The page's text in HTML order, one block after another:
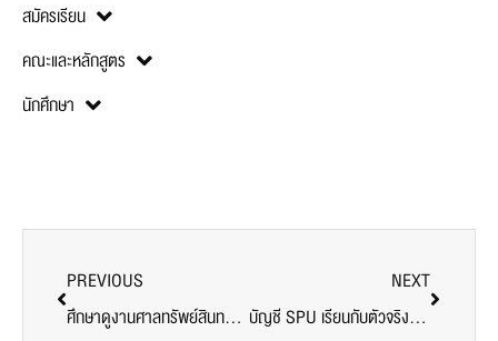
สมัครเรียน
คณะและหลักสูตร
นักศึกษา
PREVIOUS
ศึกษาดูงานศาลทรัพย์สินทางปัญญาและการค้าระหว่างประเทศกลาง
NEXT
บัญชี SPU เรียนกับตัวจริง ประสบการณ์จริง : นิเทศงานสหกิจศึกษา